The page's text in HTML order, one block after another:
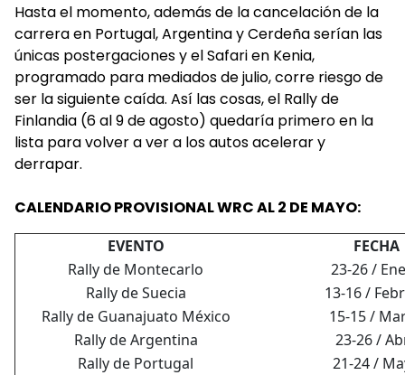
Hasta el momento, además de la cancelación de la
carrera en Portugal, Argentina y Cerdeña serían las
únicas postergaciones y el Safari en Kenia,
programado para mediados de julio, corre riesgo de
ser la siguiente caída. Así las cosas, el Rally de
Finlandia (6 al 9 de agosto) quedaría primero en la
lista para volver a ver a los autos acelerar y
derrapar.
CALENDARIO PROVISIONAL WRC AL 2 DE MAYO:
EVENTO
FECHA
Rally de Montecarlo
23-26 /
Rally de Suecia
13-16 /
Rally de Guanajuato México
15-15 /
Rally de Argentina
23-26 /
Rally de Portugal
21-24 /